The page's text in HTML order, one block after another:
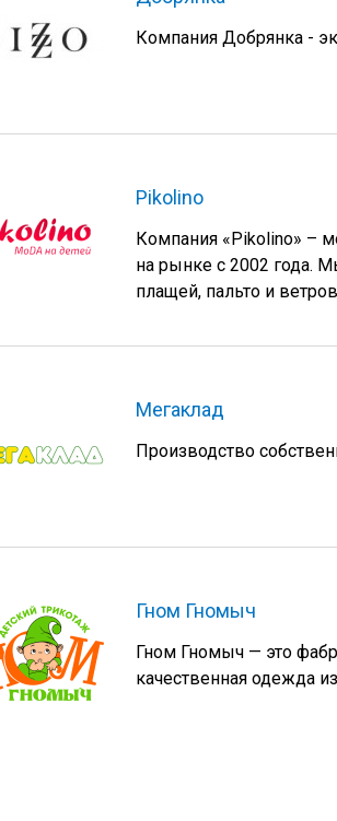
Компания Добрянка -
Pikolino
Компания «Pikolino» –
на рынке с 2002 года.
плащей, пальто и
Мегаклад
Производство
Гном Гномыч
Гном Гномыч — это
качественная одежда